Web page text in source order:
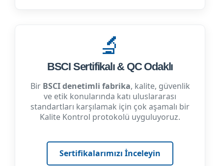
🔬
BSCI Sertifikalı & QC Odaklı
Bir BSCI denetimli fabrika, kalite, güvenlik
ve etik konularında katı uluslararası
standartları karşılamak için çok aşamalı bir
Kalite Kontrol protokolü uyguluyoruz.
Sertifikalarımızı İnceleyin